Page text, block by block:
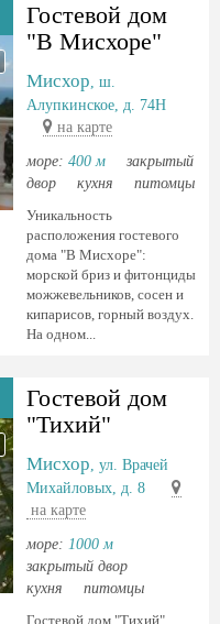
Гостевой дом
"В Мисхоре"
Мисхор, ш.
Алупкинское, д. 74Н
на карте
море: 400 м
закрытый
двор
кухня
питомцы
Уникальность
расположения гостевого
дома "В Мисхоре":
морской бриз и фитонциды
можжевельников, сосен и
кипарисов, горный воздух.
На одном...
Гостевой дом
"Тихий"
Мисхор, ул. Врачей
Михайловых, д. 8
на карте
море: 1000 м
закрытый двор
кухня
питомцы
Гостевой дом "Тихий"